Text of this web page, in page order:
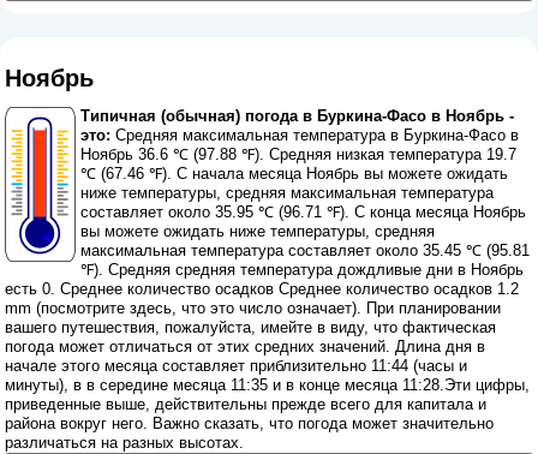
Ноябрь
Типичная (обычная) погода в Буркина-Фасо в Ноябрь -
это: Средняя максимальная температура в Буркина-Фасо в
Ноябрь 36.6 ℃ (97.88 ℉). Средняя низкая температура 19.7
℃ (67.46 ℉). С начала месяца Ноябрь вы можете ожидать
ниже температуры, средняя максимальная температура
составляет около 35.95 ℃ (96.71 ℉). С конца месяца Ноябрь
вы можете ожидать ниже температуры, средняя
максимальная температура составляет около 35.45 ℃ (95.81
℉). Средняя средняя температура дождливые дни в Ноябрь
есть 0. Среднее количество осадков Среднее количество осадков 1.2
mm (посмотрите здесь, что это число означает). При планировании
вашего путешествия, пожалуйста, имейте в виду, что фактическая
погода может отличаться от этих средних значений. Длина дня в
начале этого месяца составляет приблизительно 11:44 (часы и
минуты), в в середине месяца 11:35 и в конце месяца 11:28.Эти цифры,
приведенные выше, действительны прежде всего для капитала и
района вокруг него. Важно сказать, что погода может значительно
различаться на разных высотах.